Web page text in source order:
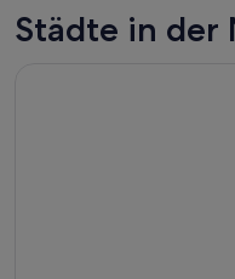
Städte in der